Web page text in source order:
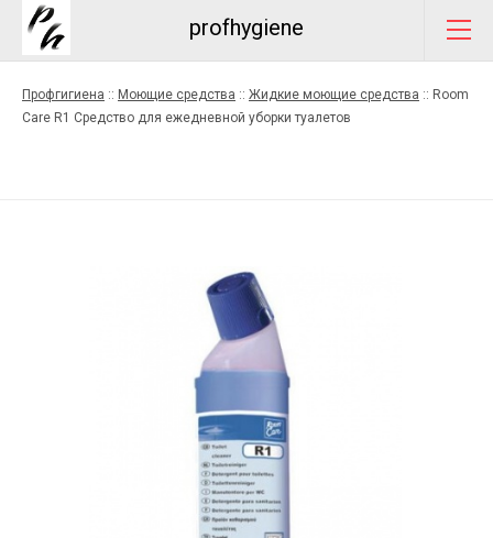
profhygiene
Профгигиена :: Моющие средства :: Жидкие моющие средства :: Room
Care R1 Средство для ежедневной уборки туалетов